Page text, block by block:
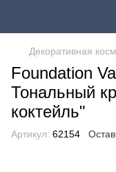
Декоративная
Foundation
Тональный
коктейль"
Артикул: 62154